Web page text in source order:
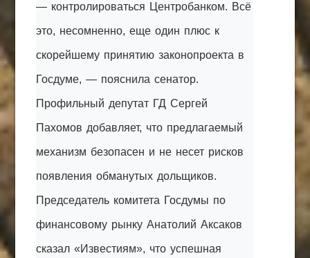
— контролироваться Центробанком. Всё
это, несомненно, еще один плюс к
скорейшему принятию законопроекта в
Госдуме, — пояснила сенатор.
Профильный депутат ГД Сергей
Пахомов добавляет, что предлагаемый
механизм безопасен и не несет рисков
появления обманутых дольщиков.
Председатель комитета Госдумы по
финансовому рынку Анатолий Аксаков
сказал «Известиям», что успешная